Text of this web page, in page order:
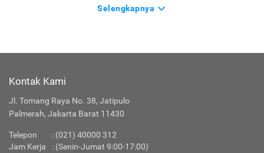
Selengkapnya
Kontak Kami
Jl. Tomang Raya No. 38, Jatipulo
Palmerah, Jakarta Barat 11430
Telepon : (021) 40000 312
Jam Kerja
: (Senin-Jumat 9:00-17:00)